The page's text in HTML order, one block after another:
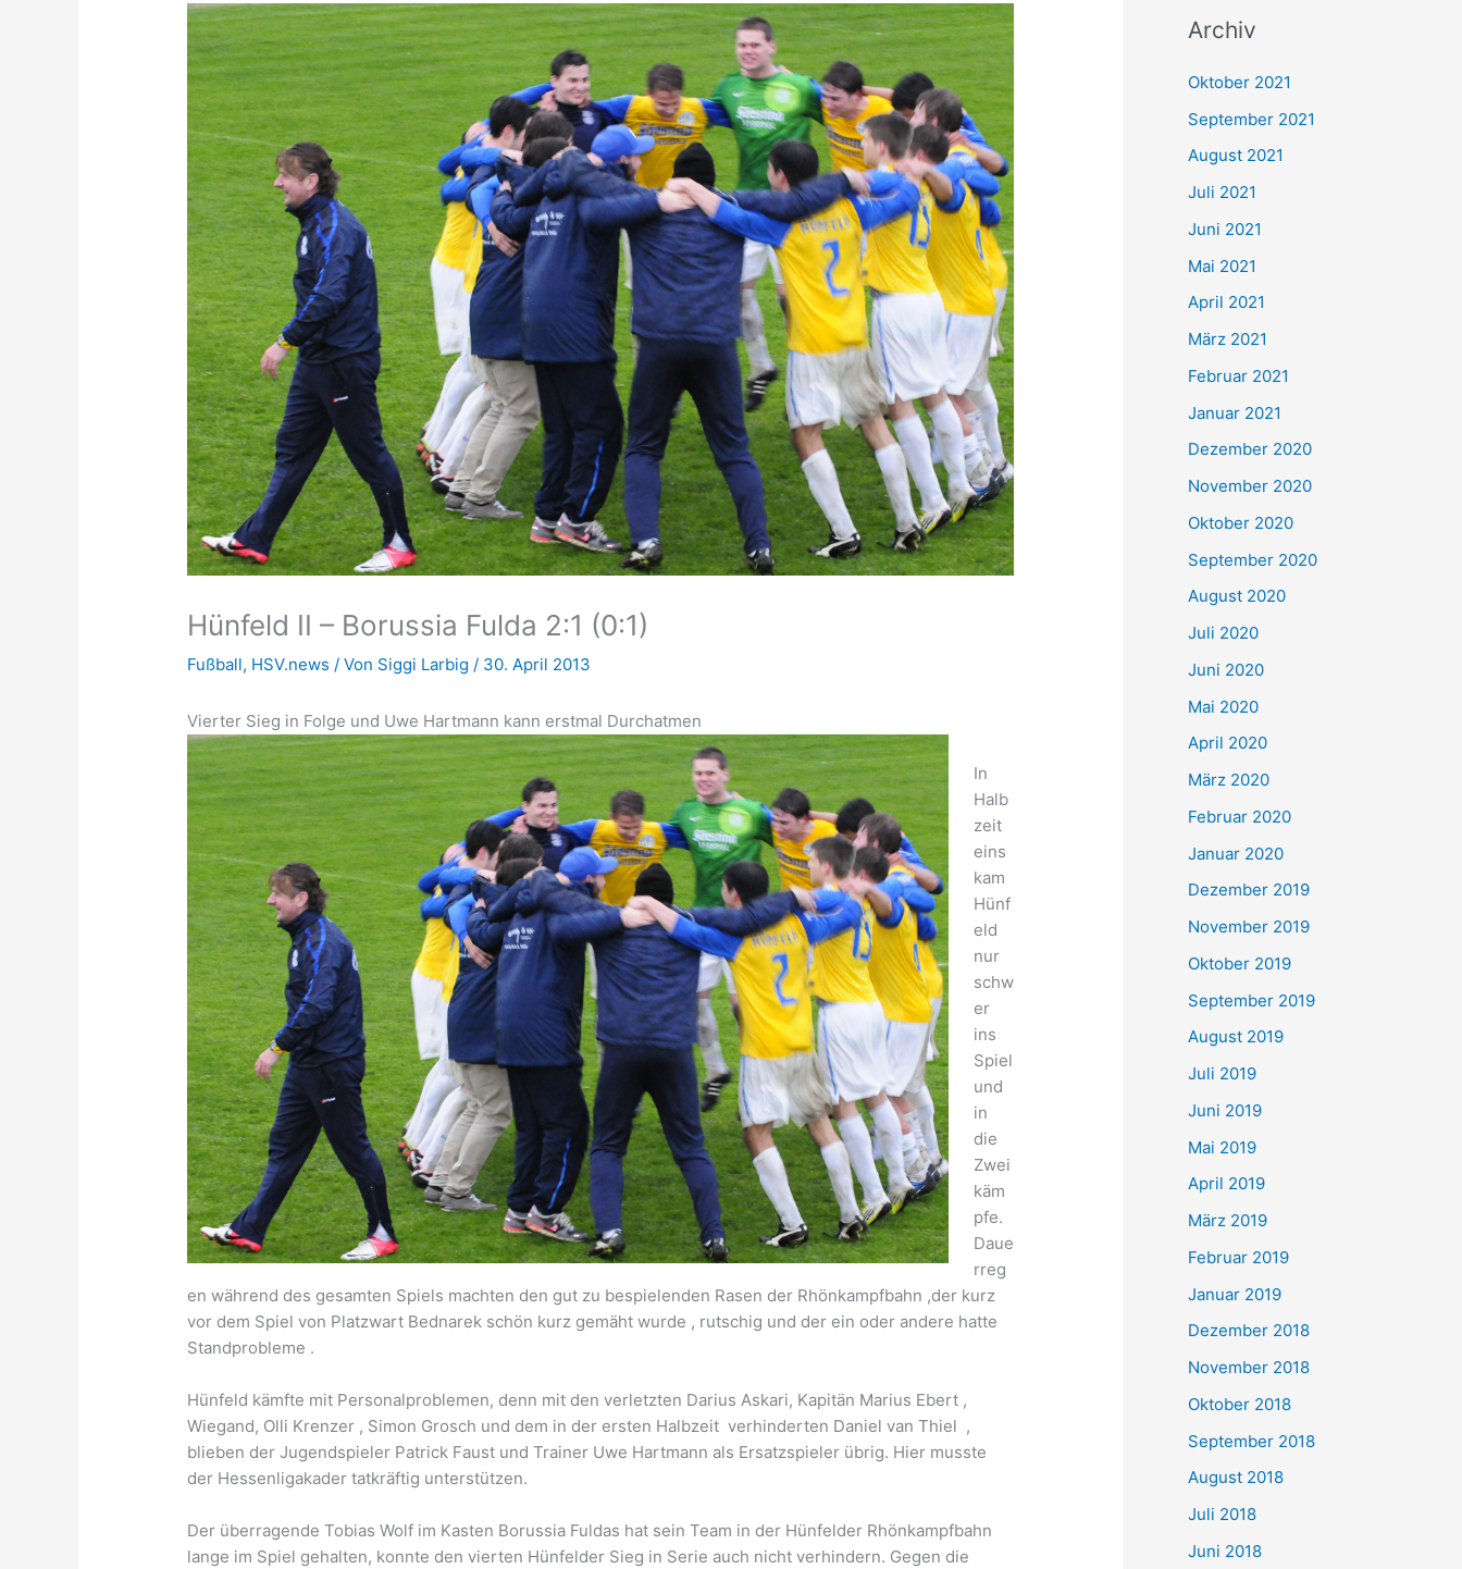
Hünfeld II – Borussia Fulda 2:1 (0:1)
Fußball, HSV.news / Von Siggi Larbig/ 30. April 2013
Vierter Sieg in Folge und Uwe Hartmann kann erstmal Durchatmen
In
Halb
zeit
eins
kam
Hünf
eld
nur
schw
er
ins
Spiel
und
in
die
Zwei
käm
pfe.
Daue
rreg
en während des gesamten Spiels machten den gut zu bespielenden Rasen der Rhönkampfbahn ,der kurz
vor dem Spiel von Platzwart Bednarek schön kurz gemäht wurde , rutschig und der ein oder andere hatte
Standprobleme .
Hünfeld kämfte mit Personalproblemen, denn mit den verletzten Darius Askari, Kapitän Marius Ebert ,
Wiegand, Olli Krenzer , Simon Grosch und dem in der ersten Halbzeit verhinderten Daniel van Thiel ,
blieben der Jugendspieler Patrick Faust und Trainer Uwe Hartmann als Ersatzspieler übrig. Hier musste
der Hessenligakader tatkräftig unterstützen.
Der überragende Tobias Wolf im Kasten Borussia Fuldas hat sein Team in der Hünfelder Rhönkampfbahn
lange im Spiel gehalten, konnte den vierten Hünfelder Sieg in Serie auch nicht verhindern. Gegen die
h
e
n
h
:
Archiv
Oktober 2021
September 2021
August 2021
Juli 2021
Juni 2021
Mai 2021
April 2021
März 2021
Februar 2021
Januar 2021
Dezember 2020
November 2020
Oktober 2020
September 2020
August 2020
Juli 2020
Juni 2020
Mai 2020
April 2020
März 2020
Februar 2020
Januar 2020
Dezember 2019
November 2019
Oktober 2019
September 2019
August 2019
Juli 2019
Juni 2019
Mai 2019
April 2019
März 2019
Februar 2019
Januar 2019
Dezember 2018
November 2018
Oktober 2018
September 2018
August 2018
Juli 2018
Juni 2018